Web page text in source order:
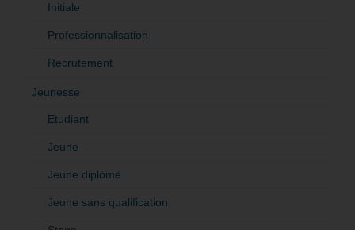
Initiale
Professionnalisation
Recrutement
Jeunesse
Etudiant
Jeune
Jeune diplômé
Jeune sans qualification